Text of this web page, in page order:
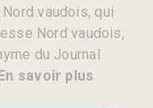
vaudois, qui
Nord vaudois,
du Journal
savoir plus